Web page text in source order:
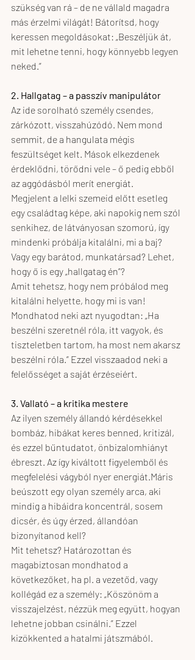
szükség van rá – de ne vállald magadra
más érzelmi világát! Bátorítsd, hogy
keressen megoldásokat: „Beszéljük át,
mit lehetne tenni, hogy könnyebb legyen
neked.”
2. Hallgatag – a passzív manipulátor
Az ide sorolható személy csendes,
zárkózott, visszahúzódó. Nem mond
semmit, de a hangulata mégis
feszültséget kelt. Mások elkezdenek
érdeklődni, törődni vele – ő pedig ebből
az aggódásból merít energiát.
Megjelent a lelki szemeid előtt esetleg
egy családtag képe, aki napokig nem szól
senkihez, de látványosan szomorú, így
mindenki próbálja kitalálni, mi a baj?
Vagy egy barátod, munkatársad? Lehet,
hogy ő is egy „hallgatag én”?
Amit tehetsz, hogy nem próbálod meg
kitalálni helyette, hogy mi is van!
Mondhatod neki azt nyugodtan: „Ha
beszélni szeretnél róla, itt vagyok, és
tiszteletben tartom, ha most nem akarsz
beszélni róla.” Ezzel visszaadod neki a
felelősséget a saját érzéseiért.
3. Vallató – a kritika mestere
Az ilyen személy állandó kérdésekkel
bombáz, hibákat keres benned, kritizál,
és ezzel bűntudatot, önbizalomhiányt
ébreszt. Az így kiváltott figyelemből és
megfelelési vágyból nyer energiát.Máris
beúszott egy olyan személy arca, aki
mindig a hibáidra koncentrál, sosem
dicsér, és úgy érzed, állandóan
bizonyítanod kell?
Mit tehetsz? Határozottan és
magabiztosan mondhatod a
következőket, ha pl. a vezetőd, vagy
kollégád ez a személy: „Köszönöm a
visszajelzést, nézzük meg együtt, hogyan
lehetne jobban csinálni.” Ezzel
kizökkented a hatalmi játszmából.